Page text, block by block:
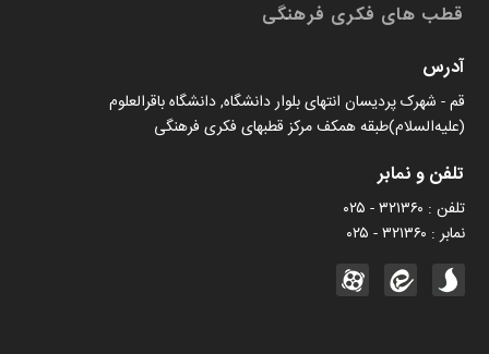
قطب های فکری فرهنگی
آدرس
قم - شهرک پردیسان انتهای بلوار دانشگاه, دانشگاه باقرالعلوم
(علیه‌السلام)طبقه همکف مرکز قطبهای فکری فرهنگی
تلفن و نمابر
تلفن : ۳۲۱۳۶۰ - ۰۲۵
نمابر : ۳۲۱۳۶۰ - ۰۲۵